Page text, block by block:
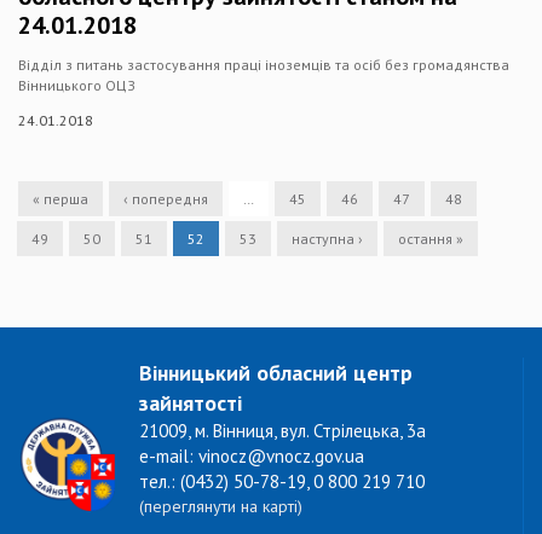
24.01.2018
Відділ з питань застосування праці іноземців та осіб без громадянства
Вінницького ОЦЗ
24.01.2018
« перша ‹ попередня … 45 46 47 48
49 50 51 52 53 наступна › остання »
Вінницький обласний центр
зайнятості
21009, м. Вінниця, вул. Стрілецька, 3а
e-mail: vinocz@vnocz.gov.ua
тел.: (0432) 50-78-19, 0 800 219 710
(переглянути на карті)